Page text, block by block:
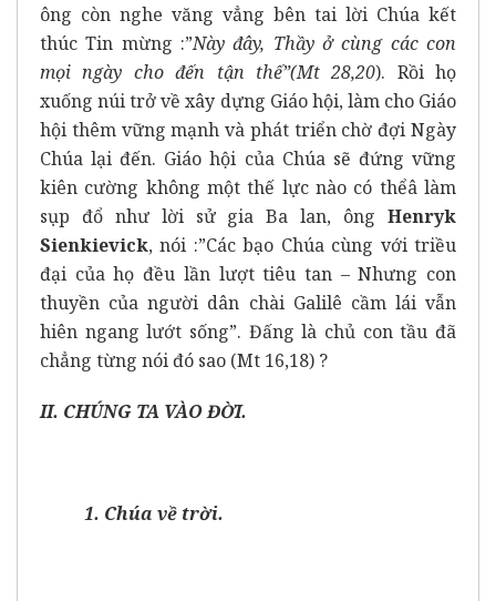
ông còn nghe văng vẳng bên tai lời Chúa kết
thúc Tin mừng :”Này đây, Thầy ở cùng các con
mọi ngày cho đến tận thế”(Mt 28,20). Rồi họ
xuống núi trở về xây dựng Giáo hội, làm cho Giáo
hội thêm vững mạnh và phát triển chờ đợi Ngày
Chúa lại đến. Giáo hội của Chúa sẽ đứng vững
kiên cường không một thế lực nào có thểâ làm
sụp đổ như lời sử gia Ba lan, ông Henryk
Sienkievick, nói :”Các bạo Chúa cùng với triều
đại của họ đều lần lượt tiêu tan – Nhưng con
thuyền của người dân chài Galilê cầm lái vẫn
hiên ngang lướt sống”. Đấng là chủ con tầu đã
chẳng từng nói đó sao (Mt 16,18) ?
II. CHÚNG TA VÀO ĐỜI.
1. Chúa về trời.